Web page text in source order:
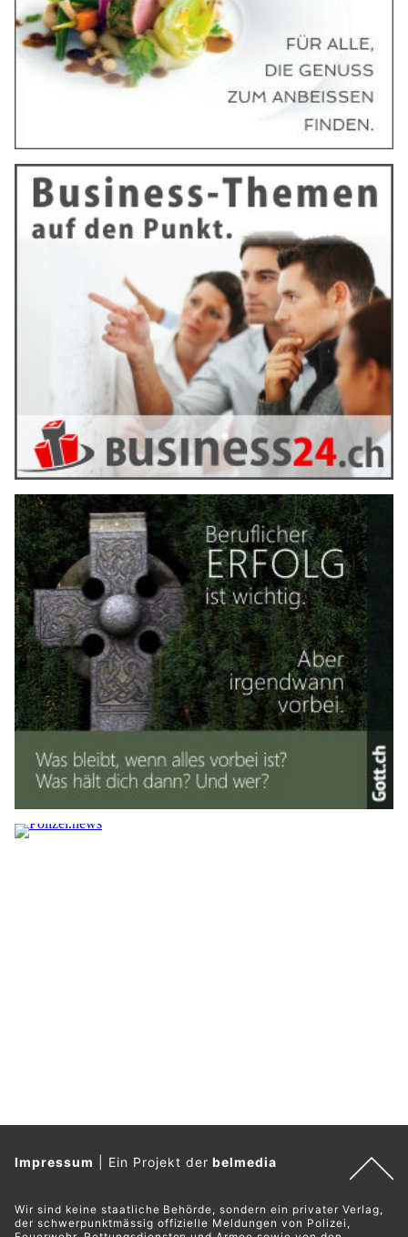
Impressum Ein Projekt derbelmedia
Wir sind keine staatliche Behörde, sondern ein privater Verlag,
der schwerpunktmässig offizielle Meldungen von Polizei,